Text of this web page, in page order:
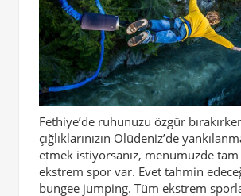
Fethiye’de ruhunuzu özgür
çığlıklarınızın Ölüdeniz’de
etmek istiyorsanız, menümüzde
ekstrem spor var. Evet tahmin
bungee jumping. Tüm ekstrem